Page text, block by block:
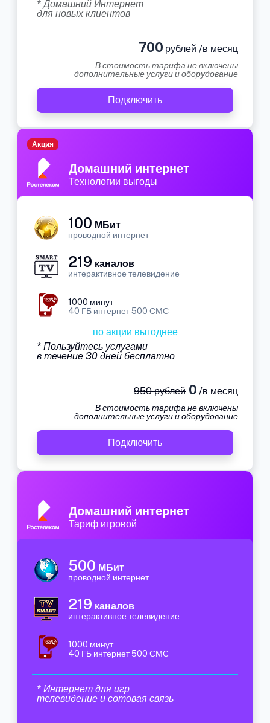
* Домашний Интернет
для новых клиентов
700 рублей /в месяц
В стоимость тарифа не включены
дополнительные услуги и оборудование
Подключить
Домашний интернет
Технологии выгоды
Акция
100 МБит
проводной интернет
219 каналов
интерактивное телевидение
1000 минут
40 ГБ интернет 500 СМС
по акции выгоднее
* Пользуйтесь услугами
в течение 30 дней бесплатно
950 рублей0 /в месяц
В стоимость тарифа не включены
дополнительные услуги и оборудование
Подключить
Домашний интернет
Тариф игровой
500 МБит
проводной интернет
219 каналов
интерактивное телевидение
1000 минут
40 ГБ интернет 500 СМС
* Интернет для игр
телевидение и сотовая связь